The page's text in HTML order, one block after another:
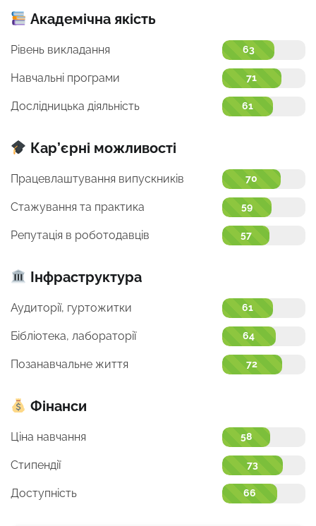
Академічна якість
Рівень викладання 63
Навчальні програми 71
Дослідницька діяльність 61
Кар’єрні можливості
Працевлаштування випускників 70
Стажування та практика 59
Репутація в роботодавців 57
Інфраструктура
Аудиторії, гуртожитки 61
Бібліотека, лабораторії 64
Позанавчальне життя 72
Фінанси
Ціна навчання 58
Стипендії 73
Доступність 66